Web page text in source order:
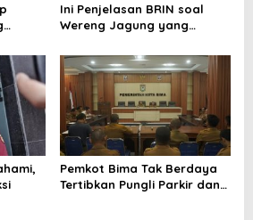
Ini Penjelasan BRIN soal
Wereng Jagung yang
Pemkot Bima Tak Berdaya
Tertibkan Pungli Parkir dan